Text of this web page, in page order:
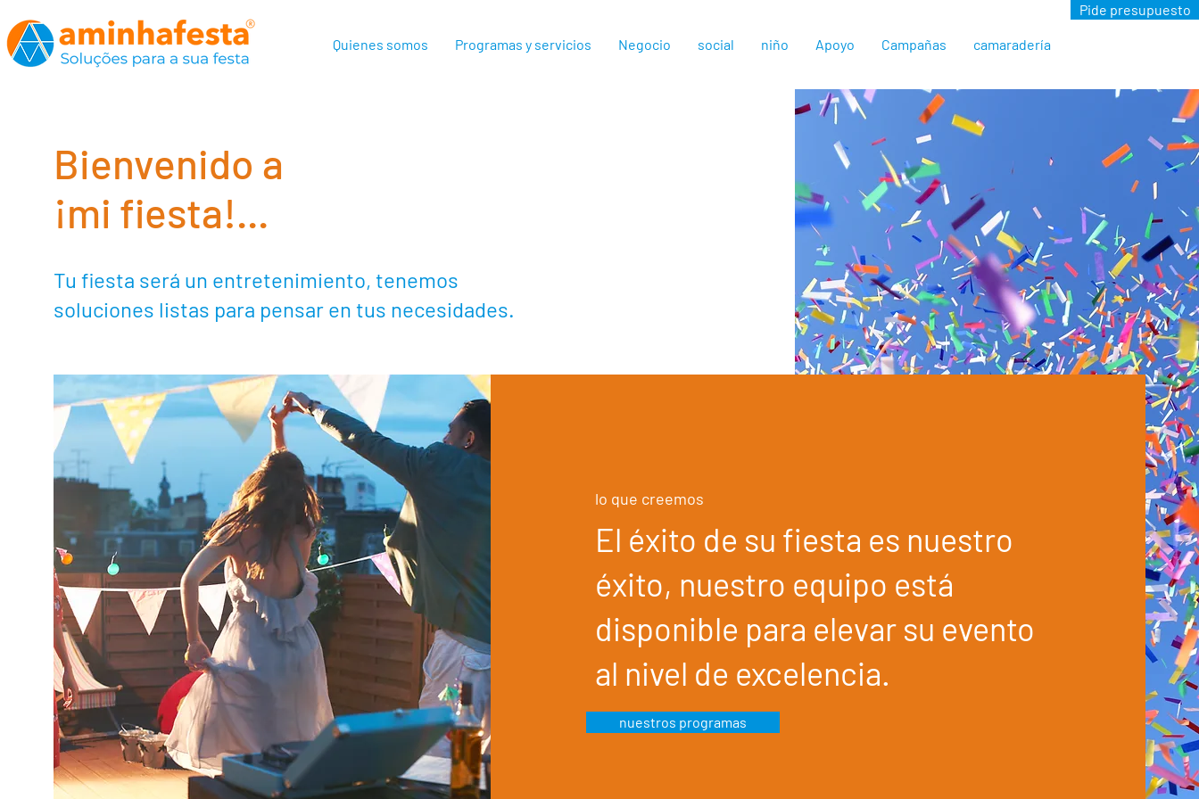
Quienes somos Programas y servicios Negocio social niño Apoyo Campañas camaradería
Pide presupuesto
Bienvenido a
¡mi fiesta!...
Tu fiesta será un entretenimiento, tenemos
soluciones listas para pensar en tus necesidades.
lo que creemos
El éxito de su fiesta es nuestro
éxito, nuestro equipo está
disponible para elevar su evento
al nivel de excelencia.
nuestros programas